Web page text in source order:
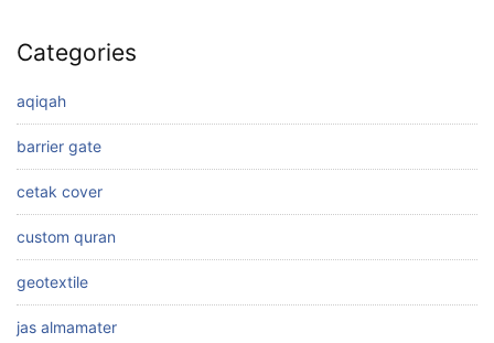
Categories
aqiqah
barrier gate
cetak cover
custom quran
geotextile
jas almamater